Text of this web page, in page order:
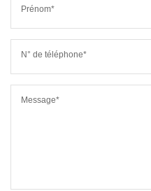
Prénom*
N° de téléphone*
Message*